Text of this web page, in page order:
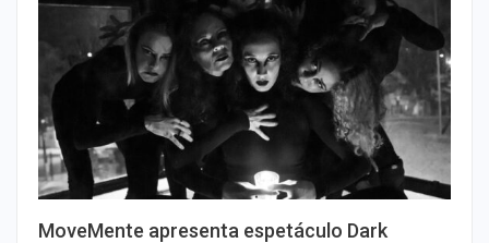
MoveMente apresenta espetáculo Dark